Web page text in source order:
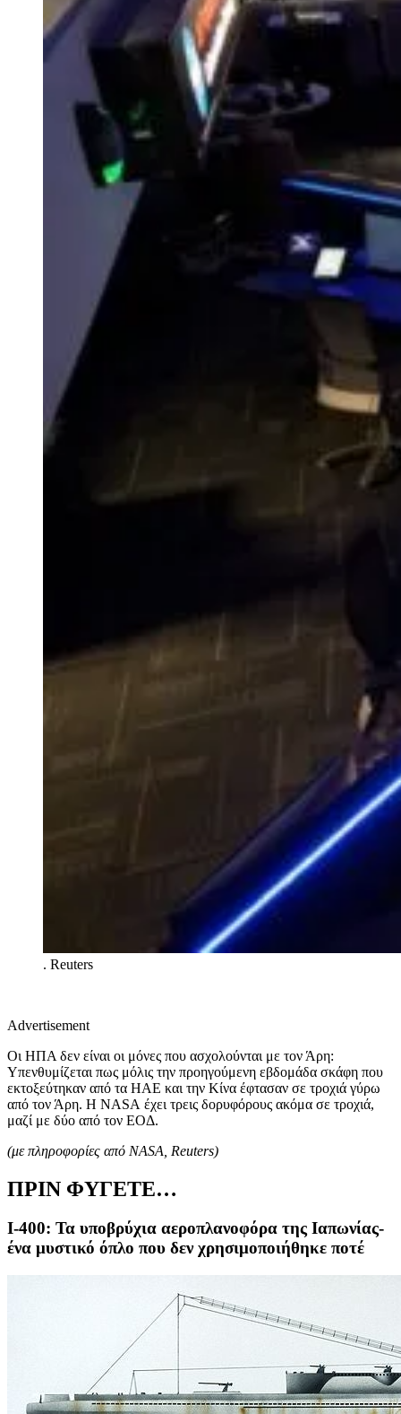
. Reuters
Advertisement
Οι ΗΠΑ δεν είναι οι μόνες που ασχολούνται με τον Άρη:
Υπενθυμίζεται πως μόλις την προηγούμενη εβδομάδα σκάφη που
εκτοξεύτηκαν από τα ΗΑΕ και την Κίνα έφτασαν σε τροχιά γύρω
από τον Άρη. Η NASA έχει τρεις δορυφόρους ακόμα σε τροχιά,
μαζί με δύο από τον ΕΟΔ.
(με πληροφορίες από NASA, Reuters)
ΠΡΙΝ ΦΥΓΕΤΕ…
Ι-400: Τα υποβρύχια αεροπλανοφόρα της Ιαπωνίας-
ένα μυστικό όπλο που δεν χρησιμοποιήθηκε ποτέ